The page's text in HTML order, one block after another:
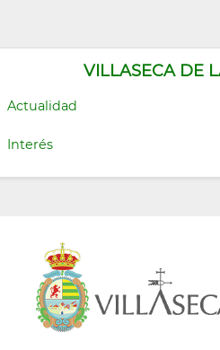
VILLASECA DE
Actualidad
Interés